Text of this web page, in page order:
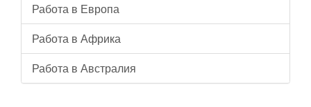
Работа в Европа
Работа в Африка
Работа в Австралия